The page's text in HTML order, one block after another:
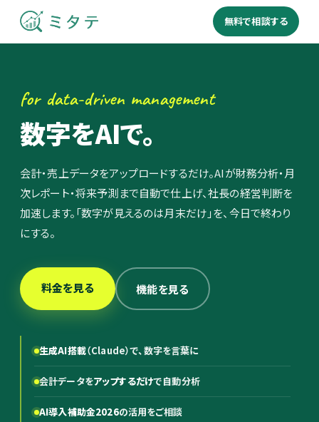
無料で相談する
for data-driven management
数字をAIで。
会計・売上データをアップロードするだけ。AIが財務分析・月
次レポート・将来予測まで自動で仕上げ、社長の経営判断を
加速します。「数字が見えるのは月末だけ」を、今日で終わり
にする。
料金を見る 機能を見る
生成AI搭載（Claude）で、数字を言葉に
会計データをアップするだけで自動分析
AI導入補助金2026の活用をご相談